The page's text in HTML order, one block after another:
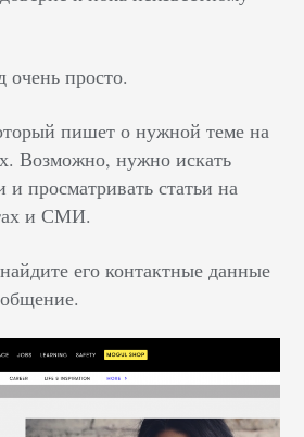
очень просто.
пишет о нужной теме на
Возможно, нужно искать
просматривать статьи на
и СМИ.
его контактные данные